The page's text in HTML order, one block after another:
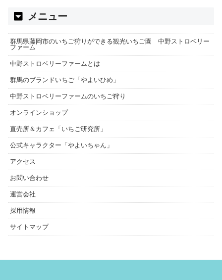
メニュー
群馬県藤岡市のいちご狩りができる観光いちご園 中野ストロベリー
ファーム
中野ストロベリーファームとは
群馬のブランドいちご「やよいひめ」
中野ストロベリーファームのいちご狩り
オンラインショップ
直売所＆カフェ「いちご研究所」
公式キャラクター「やよいちゃん」
アクセス
お問い合わせ
運営会社
採用情報
サイトマップ